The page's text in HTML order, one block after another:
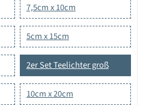
7,5cm x 10cm
5cm x 15cm
2er Set Teelichter groß
10cm x 20cm